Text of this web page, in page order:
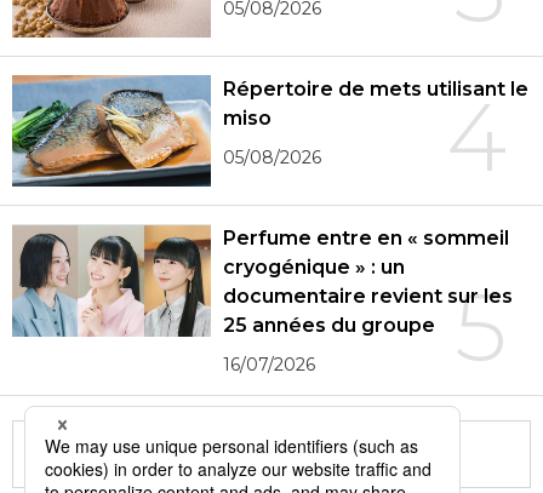
05/08/2026
4
Répertoire de mets utilisant le
miso
05/08/2026
5
Perfume entre en « sommeil
cryogénique » : un
documentaire revient sur les
25 années du groupe
16/07/2026
More in this series